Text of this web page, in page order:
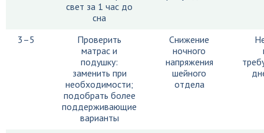
свет за 1 час до
сна
3–5
Проверить
матрас и
подушку:
заменить при
необходимости;
подобрать более
поддерживающие
варианты
Снижение
ночного
напряжения
шейного
отдела